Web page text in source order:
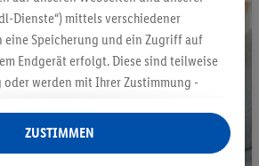
Dienste“) mittels verschiedener
eine Speicherung und ein Zugriff auf
Endgerät erfolgt. Diese sind teilweise
werden mit Ihrer Zustimmung -
mit dem IAB TCF
ZUSTIMMEN